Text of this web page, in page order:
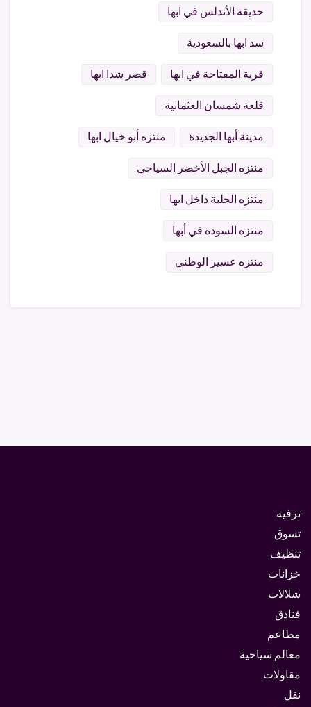
حديقة الأندلس في ابها
سد ابها بالسعودية
قرية المفتاحة في ابها قصر شدا ابها
قلعة شمسان العثمانية
مدينة أبها الجديدة منتزه أبو خيال ابها
منتزه الجبل الأخضر السياحي
منتزه الحلبة داخل ابها
منتزه السودة في أبها
منتزه عسير الوطني
ترفيه
تسوق
تنظيف
خزانات
شلالات
فنادق
مطاعم
معالم سياحية
مقاولات
نقل